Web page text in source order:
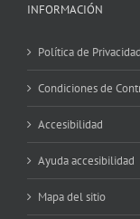
INFORMACIÓN
Política de Privacidad
Condiciones de
Accesibilidad
Ayuda accesibilidad
Mapa del sitio